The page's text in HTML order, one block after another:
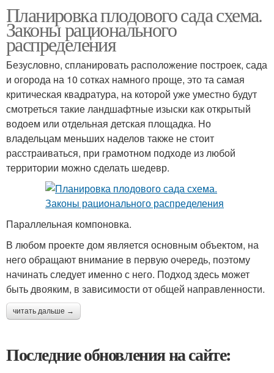
Планировка плодового сада схема.
Законы рационального
распределения
Безусловно, спланировать расположение построек, сада
и огорода на 10 сотках намного проще, это та самая
критическая квадратура, на которой уже уместно будут
смотреться такие ландшафтные изыски как открытый
водоем или отдельная детская площадка. Но
владельцам меньших наделов также не стоит
расстраиваться, при грамотном подходе из любой
территории можно сделать шедевр.
Параллельная компоновка.
В любом проекте дом является основным объектом, на
него обращают внимание в первую очередь, поэтому
начинать следует именно с него. Подход здесь может
быть двояким, в зависимости от общей направленности.
читать дальше →
Последние обновления на сайте: